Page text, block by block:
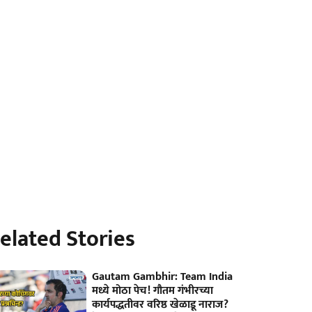
Stories
Gautam Gambhir: Team India
मध्ये मोठा पेच! गौतम गंभीरच्या
कार्यपद्धतीवर वरिष्ठ खेळाडू नाराज?